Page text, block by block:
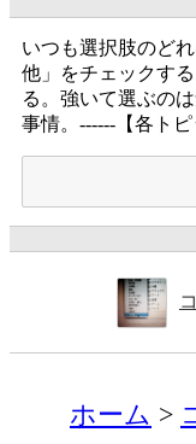
いつも選択肢のど
他」をチェックす
る。強いて選ぶの
事情。------【各ト
ホーム